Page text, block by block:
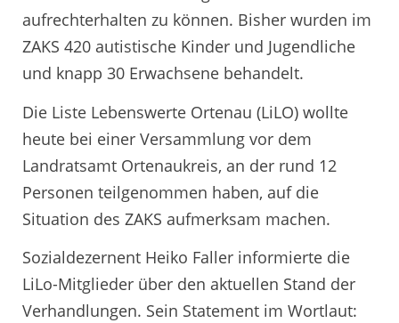
aufrechterhalten zu können. Bisher wurden im
ZAKS 420 autistische Kinder und Jugendliche
und knapp 30 Erwachsene behandelt.
Die Liste Lebenswerte Ortenau (LiLO) wollte
heute bei einer Versammlung vor dem
Landratsamt Ortenaukreis, an der rund 12
Personen teilgenommen haben, auf die
Situation des ZAKS aufmerksam machen.
Sozialdezernent Heiko Faller informierte die
LiLo-Mitglieder über den aktuellen Stand der
Verhandlungen. Sein Statement im Wortlaut: